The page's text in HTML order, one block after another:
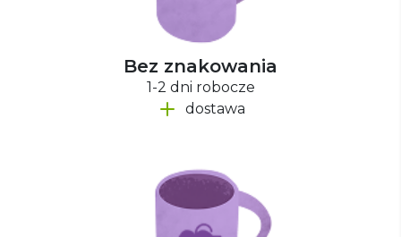
Bez znakowania
1-2 dni robocze
dostawa